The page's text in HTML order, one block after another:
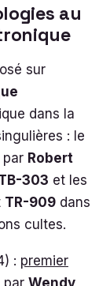
au
sur
dans la
: le
par Robert
303 et les
TR-909 dans
cultes.
: premier